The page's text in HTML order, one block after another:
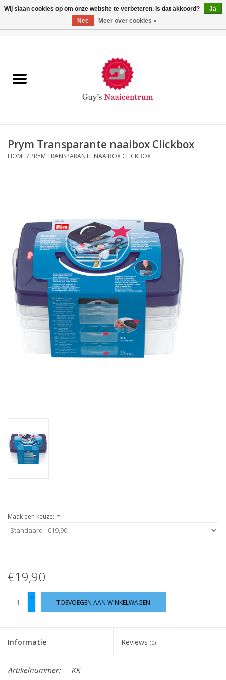
Machines
Opbergsystemen
Hobby/Knutselen
Stoffen
Breien en haken
Handwerk
Cadeaubonnen
Prym Transparante naaibox Clickbox
HOME/ PRYM TRANSPARANTE NAAIBOX CLICKBOX
Maak een keuze: *
€19,90
+
-
TOEVOEGEN AAN WINKELWAGEN
Informatie Reviews (0)
Artikelnummer:
KK
Wij slaan cookies op om onze website te verbeteren. Is dat akkoord?
Ja
Nee
Meer over cookies »